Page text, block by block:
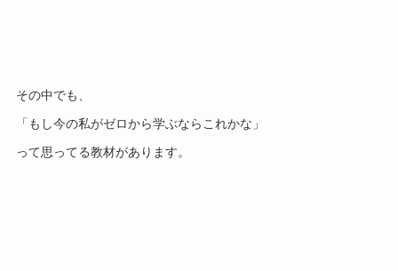
その中でも、
「もし今の私がゼロから学ぶならこれかな」
って思ってる教材があります。